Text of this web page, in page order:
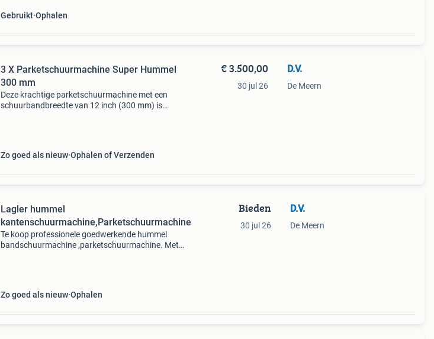
Gebruikt Ophalen
3 X Parketschuurmachine Super Hummel
300 mm
Deze krachtige parketschuurmachine met een
schuurbandbreedte van 12 inch (300 mm) is
Zo goed als nieuw Ophalen of Verzenden
€ 3.500,00
30 jul 26
D.V.
De Meern
Lagler hummel
kantenschuurmachine,Parketschuurmachine
Te koop professionele goedwerkende hummel
bandschuurmachine ,parketschuurmachine. Met
Zo goed als nieuw Ophalen
Bieden
30 jul 26
D.V.
De Meern